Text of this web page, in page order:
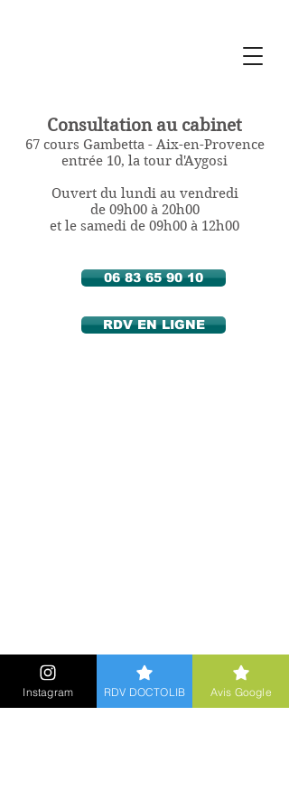
Consultation au cabinet
67 cours Gambetta - Aix-en-Provence
entrée 10, la tour d'Aygosi
Ouvert du lundi au vendredi
de 09h00 à 20h00
et le samedi de 09h00 à 12h00
06 83 65 90 10
RDV EN LIGNE
Instagram RDV DOCTOLIB Avis Google